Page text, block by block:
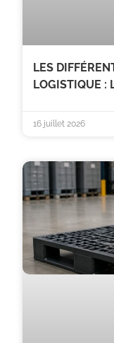
LES
LOGISTIQUE :
16 juillet 2026